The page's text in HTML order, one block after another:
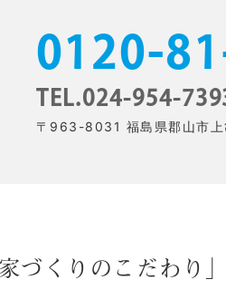
0120-
TEL.024-954-
〒963-8031 福島県郡山市
づくりのこだわり」